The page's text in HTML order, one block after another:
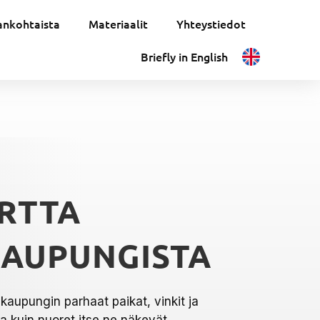
Materiaalit Yhteystiedot
Briefly in English
parhaat paikat, vinkit ja